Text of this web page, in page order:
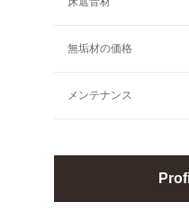
無垢材の価格
メンテナンス